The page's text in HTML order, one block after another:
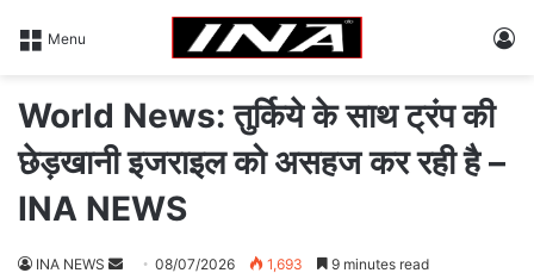
Menu
World News: तुर्किये के साथ ट्रंप की
छेड़खानी इजराइल को असहज कर रही है –
INA NEWS
INA NEWS 08/07/2026 1,693 9 minutes read